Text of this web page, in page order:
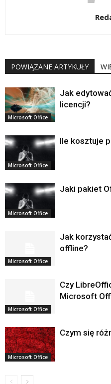
POWIĄZANE ARTYKUŁY
Microsoft Office
Jak
licencji?
Microsoft Office
Ile kosztuje
Microsoft Office
Jaki pakiet
Microsoft Office
Jak
offline?
Microsoft Office
Czy
Microsoft
Microsoft Office
Czym się